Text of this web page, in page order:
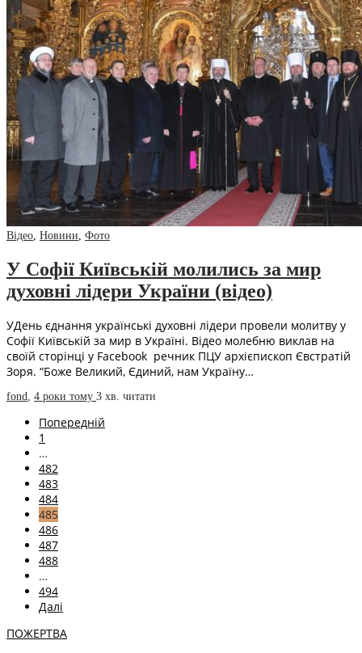
Відео Новини Фото
У Софії Київській молились за мир
духовні лідери України (відео)
УДень єднання українські духовні лідери провели молитву у
Софії Київській за мир в Україні. Відео молебню виклав на
своїй сторінці у Facebook речник ПЦУ архієпископ Євстратій
Зоря. “Боже Великий, Єдиний, нам Україну…
fond, 4 роки тому 3 хв. читати
Попередній
1
…
482
483
484
485
486
487
488
…
494
Далі
ПОЖЕРТВА